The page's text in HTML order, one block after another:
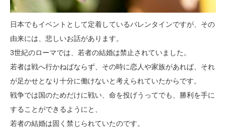
日本でもイベントとして定着しているバレンタインですが、その
由来には、悲しいお話があります。
3世紀のローマでは、若者の結婚は禁止されていました。
若者は戦へ行かねばならず、その時に恋人や家族があれば、それ
が足かせとなり十分に働けないと考えられていたからです。
戦争では国のためだけに戦い、命を投げうってでも、勝利を手に
することができるようにと、
若者の結婚は固く禁じられていたのです。